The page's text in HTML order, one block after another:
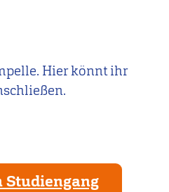
Hier könnt ihr
Studiengang